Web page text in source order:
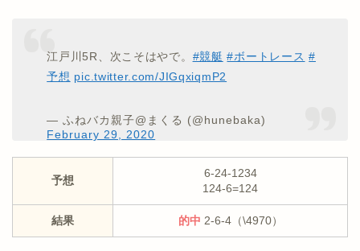
江戸川5R、次こそはやで。 #競艇 #ボートレース #
予想 pic.twitter.com/JIGqxiqmP2
— ふねバカ親子@まくる (@hunebaka)
February 29, 2020
予想
6-24-1234
124-6=124
結果 的中 2-6-4（\4970）